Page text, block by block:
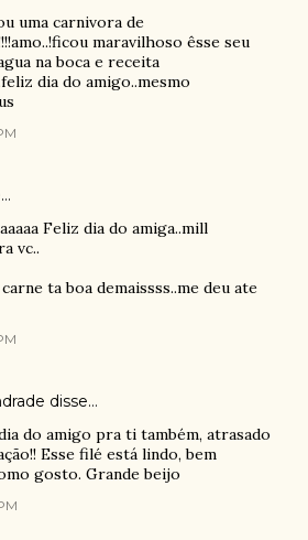
uma carnivora de
maravilhoso êsse seu
na boca e receita
dia do amigo..mesmo
Feliz dia do amiga..mill
vc..
ta boa demaissss..me deu ate
disse…
do amigo pra ti também, atrasado
Esse filé está lindo, bem
gosto. Grande beijo